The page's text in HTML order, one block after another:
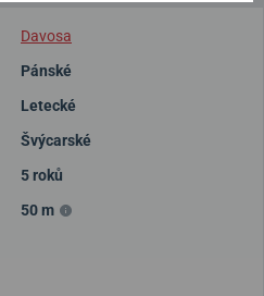
Davosa
Pánské
Letecké
Švýcarské
5 roků
50 m